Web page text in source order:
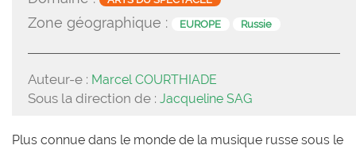
Zone géographique : EUROPE Russie
Auteur-e : Marcel COURTHIADE
Sous la direction de : Jacqueline SAG
Plus connue dans le monde de la musique russe sous le